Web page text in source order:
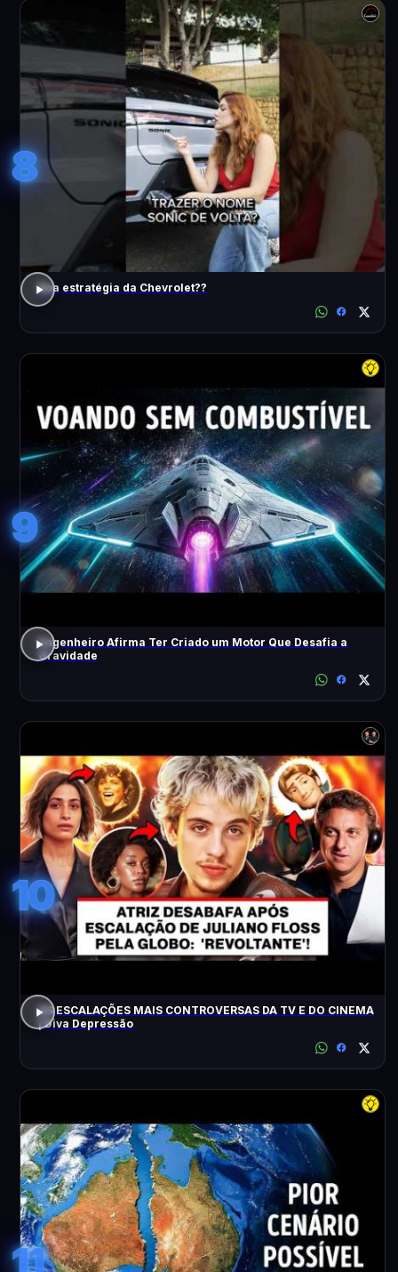
8
Boa estratégia da Chevrolet??
9
Engenheiro Afirma Ter Criado um Motor Que Desafia a
Gravidade
10
AS ESCALAÇÕES MAIS CONTROVERSAS DA TV E DO CINEMA
| Diva Depressão